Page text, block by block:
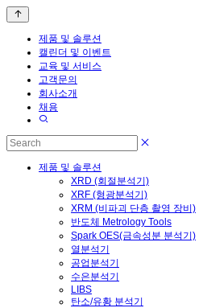
제품 및 솔루션
캘린더 및 이벤트
교육 및 서비스
고객문의
회사소개
채용
제품 및 솔루션
XRD (회절분석기)
XRF (형광분석기)
XRM (비파괴 단층 촬영 장비)
반도체 Metrology Tools
Spark OES(금속성분 분석기)
열분석기
공업분석기
수은분석기
LIBS
탄소/유황 분석기